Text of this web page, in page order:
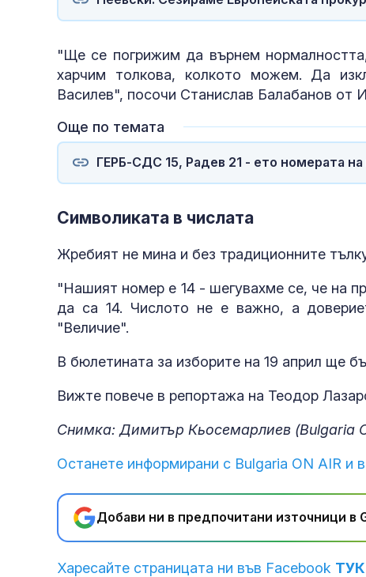
"Ще се погрижим да върнем
харчим толкова, колкото можем. Да
Василев", посочи Станислав Балабанов от
Още по темата
ГЕРБ-СДС 15, Радев 21 - ето номерата
Символиката в числата
Жребият не мина и без традиционните
"Нашият номер е 14 - шегувахме се, че на
да са 14. Числото не е важно, а
"Величие".
В бюлетината за изборите на 19 април ще
Вижте повече в репортажа на Теодор
Снимка: Димитър Кьосемарлиев (Bulgaria
Останете информирани с Bulgaria ON AIR и
Добави ни в предпочитани източници в
Харесайте страницата ни във Facebook ТУК